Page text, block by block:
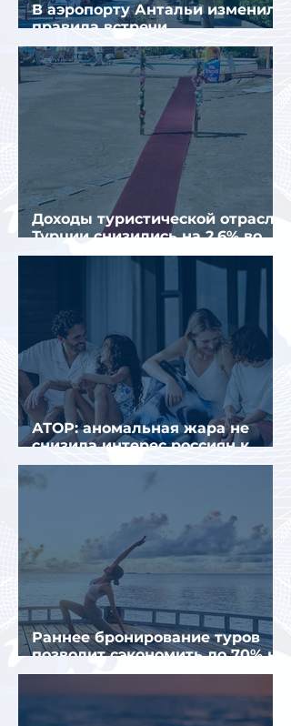
В аэропорту Антальи изменили
правила встречи
организованных туристов
Доходы туристической отрасли
Турции снизились на 2,6% во
втором квартале 2026 года
АТОР: аномальная жара не
снизила интерес россиян к
летнему отдыху в Европе
Раннее бронирование туров
позволит сэкономить до 70% на
летнем отдыхе — АТОР